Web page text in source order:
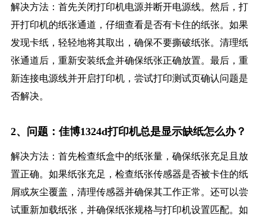
解决方法：首先关闭打印机电源并断开电源线。然后，打
开打印机的纸张通道，仔细查看是否有卡住的纸张。如果
发现卡纸，轻轻地将其取出，确保不要撕破纸张。清理纸
张通道后，重新安装纸盒并确保纸张正确放置。最后，重
新连接电源线并开启打印机，尝试打印测试页确认问题是
否解决。
2、问题：佳博1324d打印机总是显示缺纸怎么办？
解决方法：首先检查纸盒中的纸张量，确保纸张充足且放
置正确。如果纸张充足，检查纸张传感器是否被卡住的纸
屑或灰尘覆盖，清理传感器并确保其工作正常。还可以尝
试重新加载纸张，并确保纸张规格与打印机设置匹配。如